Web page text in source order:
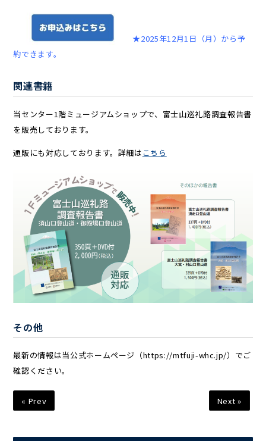
★2025年12月1日（月）から予
約できます。
関連書籍
当センター1階ミュージアムショップで、富士山巡礼路調査報告書
を販売しております。
通販にも対応しております。詳細は こちら
その他
最新の情報は当公式ホームページ（https://mtfuji-whc.jp/）でご
確認ください。
« Prev Next »